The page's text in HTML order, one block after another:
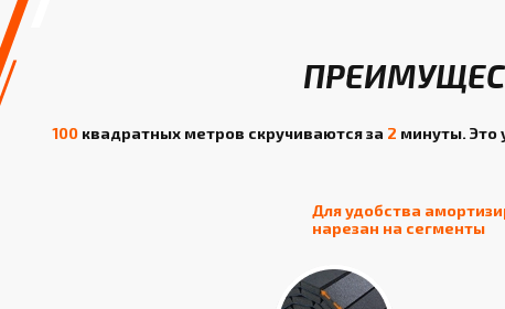
100квадратных метров скручиваются за 2 минуты. Это
Для удобства
нарезан на сегменты